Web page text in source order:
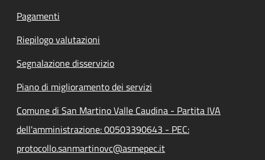
Pagamenti
Riepilogo valutazioni
Segnalazione disservizio
Piano di miglioramento dei servizi
Comune di San Martino Valle Caudina - Partita IVA
dell'amministrazione: 00503390643 - PEC:
protocollo.sanmartinovc@asmepec.it